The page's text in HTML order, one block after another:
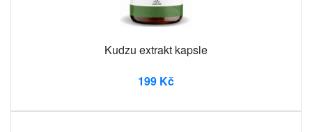
Kudzu extrakt kapsle
199 Kč